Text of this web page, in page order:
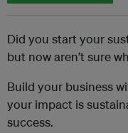
Did you start your
but now aren’t sure
Build your business
your impact is
success.